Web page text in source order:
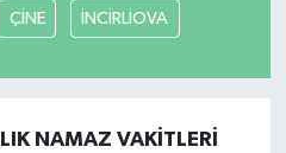
ÇİNE İNCİRLİOVA
NAMAZ VAKITLERI